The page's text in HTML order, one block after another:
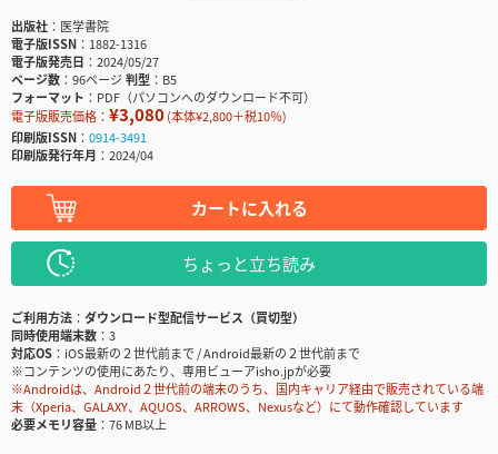
出版社
医学書院
電子版ISSN
1882-1316
電子版発売日
2024/05/27
ページ数
96ページ判型
B5
フォーマット
PDF（パソコンへのダウンロード不可）
電子版販売価格： ¥3,080(本体¥2,800＋税10％)
印刷版ISSN
0914-3491
印刷版発行年月
2024/04
カートに入れる
ちょっと立ち読み
ご利用方法
ダウンロード型配信サービス（買切型）
同時使用端末数
3
対応OS
iOS最新の２世代前まで / Android最新の２世代前まで
※コンテンツの使用にあたり、専用ビューアisho.jpが必要
※Androidは、Android２世代前の端末のうち、国内キャリア経由で販売されている端
末（Xperia、GALAXY、AQUOS、ARROWS、Nexusなど）にて動作確認しています
必要メモリ容量
76 MB以上